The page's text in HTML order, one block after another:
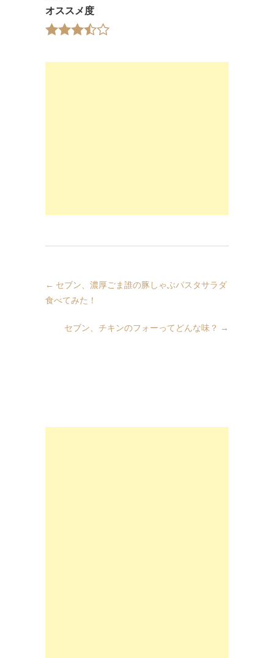
オススメ度
← セブン、濃厚ごま誰の豚しゃぶパスタサラダ
食べてみた！
セブン、チキンのフォーってどんな味？ →